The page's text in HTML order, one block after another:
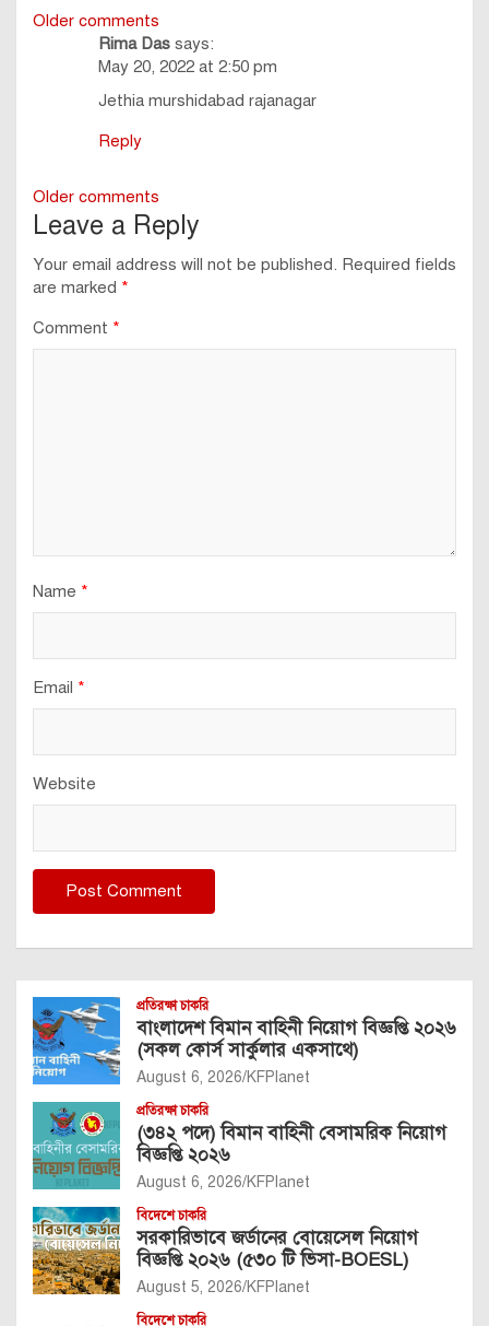
Comments
navigation
Older comments
Rima Das says:
May 20, 2022 at 2:50 pm
Jethia murshidabad rajanagar
Reply
Comments
navigation
Older comments
Leave a Reply
Your email address will not be published. Required fields
are marked *
Comment *
Name *
Email *
Website
প্রতিরক্ষা চাকরি
বাংলাদেশ বিমান বাহিনী নিয়োগ বিজ্ঞপ্তি ২০২৬
(সকল কোর্স সার্কুলার একসাথে)
August 6, 2026 KFPlanet
প্রতিরক্ষা চাকরি
(৩৪২ পদে) বিমান বাহিনী বেসামরিক নিয়োগ
বিজ্ঞপ্তি ২০২৬
August 6, 2026 KFPlanet
বিদেশে চাকরি
সরকারিভাবে জর্ডানের বোয়েসেল নিয়োগ
বিজ্ঞপ্তি ২০২৬ (৫৩০ টি ভিসা-BOESL)
August 5, 2026 KFPlanet
বিদেশে চাকরি